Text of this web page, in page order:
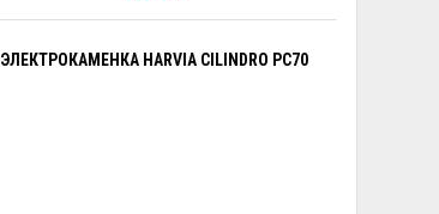
ЭЛЕКТРОКАМЕНКА HARVIA CILINDRO PC70